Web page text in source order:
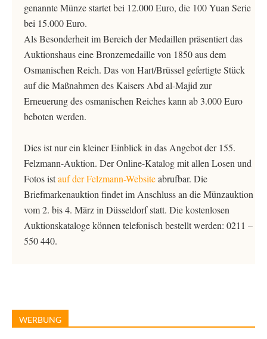
genannte Münze startet bei 12.000 Euro, die 100 Yuan Serie
bei 15.000 Euro.
Als Besonderheit im Bereich der Medaillen präsentiert das
Auktionshaus eine Bronzemedaille von 1850 aus dem
Osmanischen Reich. Das von Hart/Brüssel gefertigte Stück
auf die Maßnahmen des Kaisers Abd al-Majid zur
Erneuerung des osmanischen Reiches kann ab 3.000 Euro
beboten werden.
Dies ist nur ein kleiner Einblick in das Angebot der 155.
Felzmann-Auktion. Der Online-Katalog mit allen Losen und
Fotos istauf der Felzmann-Websiteabrufbar. Die
Briefmarkenauktion findet im Anschluss an die Münzauktion
vom 2. bis 4. März in Düsseldorf statt. Die kostenlosen
Auktionskataloge können telefonisch bestellt werden: 0211 –
550 440.
WERBUNG